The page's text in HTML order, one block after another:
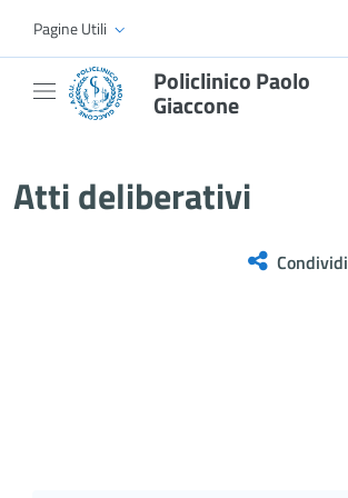
Skip to Main Content
Pagine Utili
Policlinico Paolo
Giaccone
Atti deliberativi
Condividi